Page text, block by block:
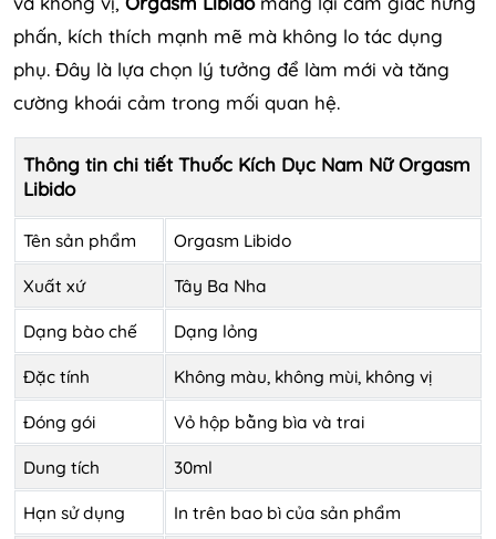
phấn, kích thích mạnh mẽ mà không lo tác dụng
phụ. Đây là lựa chọn lý tưởng để làm mới và tăng
cường khoái cảm trong mối quan hệ.
Thông tin chi tiết Thuốc Kích Dục Nam Nữ Orgasm
Libido
Tên sản phẩm Orgasm Libido
Xuất xứ Tây Ba Nha
Dạng bào chế Dạng lỏng
Đặc tính Không màu, không mùi, không vị
Đóng gói Vỏ hộp bằng bìa và trai
Dung tích 30ml
Hạn sử dụng In trên bao bì của sản phẩm